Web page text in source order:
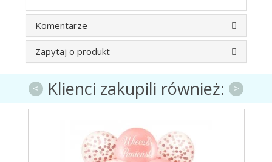
Komentarze
Zapytaj o produkt
Klienci zakupili również:
< >